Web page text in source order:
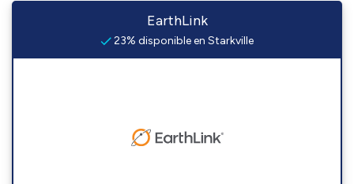
EarthLink
23% disponible en Starkville